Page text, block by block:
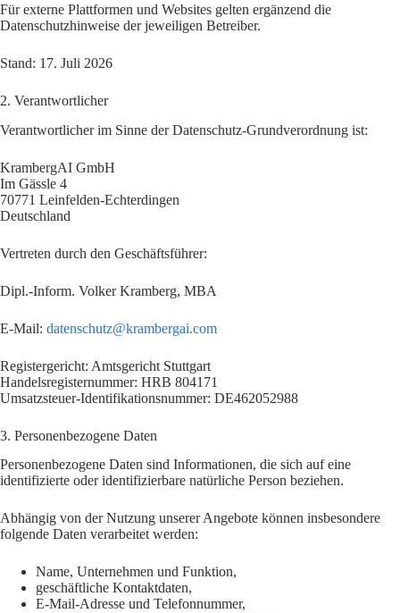
Für externe Plattformen und Websites gelten ergänzend die
Datenschutzhinweise der jeweiligen Betreiber.
Stand: 17. Juli 2026
2. Verantwortlicher
Verantwortlicher im Sinne der Datenschutz-Grundverordnung ist:
KrambergAI GmbH
Im Gässle 4
70771 Leinfelden-Echterdingen
Deutschland
Vertreten durch den Geschäftsführer:
Dipl.-Inform. Volker Kramberg, MBA
E-Mail: datenschutz@krambergai.com
Registergericht: Amtsgericht Stuttgart
Handelsregisternummer: HRB 804171
Umsatzsteuer-Identifikationsnummer: DE462052988
3. Personenbezogene Daten
Personenbezogene Daten sind Informationen, die sich auf eine
identifizierte oder identifizierbare natürliche Person beziehen.
Abhängig von der Nutzung unserer Angebote können insbesondere
folgende Daten verarbeitet werden:
Name, Unternehmen und Funktion,
geschäftliche Kontaktdaten,
E-Mail-Adresse und Telefonnummer,